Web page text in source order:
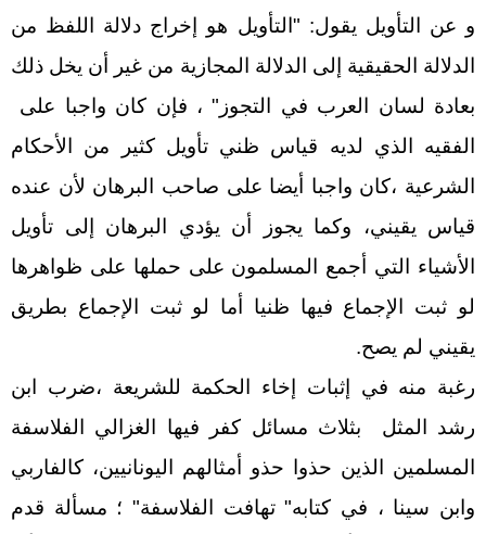
و عن التأويل يقول: "التأويل هو إخراج دلالة اللفظ من
الدلالة الحقيقية إلى الدلالة المجازية من غير أن يخل ذلك
بعادة لسان العرب في التجوز" ، فإن كان واجبا على
الفقيه الذي لديه قياس ظني تأويل كثير من الأحكام
الشرعية ،كان واجبا أيضا على صاحب البرهان لأن عنده
قياس يقيني، وكما يجوز أن يؤدي البرهان إلى تأويل
الأشياء التي أجمع المسلمون على حملها على ظواهرها
لو ثبت الإجماع فيها ظنيا أما لو ثبت الإجماع بطريق
يقيني لم يصح.
رغبة منه في إثبات إخاء الحكمة للشريعة ،ضرب ابن
رشد المثل بثلاث مسائل كفر فيها الغزالي الفلاسفة
المسلمين الذين حذوا حذو أمثالهم اليونانيين، كالفاربي
وابن سينا ، في كتابه" تهافت الفلاسفة" ؛ مسألة قدم